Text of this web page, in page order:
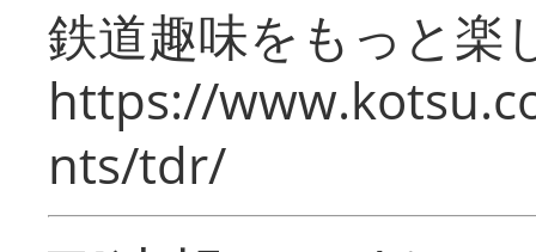
鉄道趣味をもっと楽
https://
nts/tdr/